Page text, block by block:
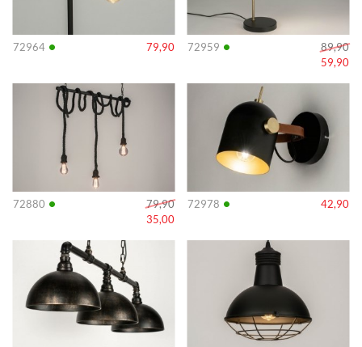
72964 • 79,90 72959 •
89,90
59,90
72880 •
79,90
35,00
Info
72978 • 42,90
Info
Info Info